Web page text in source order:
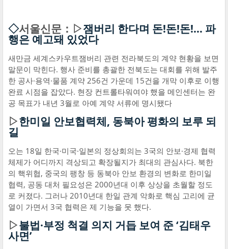
◇서울신문：▷잼버리 한다며 돈!돈!돈!… 파
행은 예고돼 있었다
새만금 세계스카우트잼버리 관련 전라북도의 계약 현황을 보면
말문이 막힌다. 행사 준비를 총괄한 전북도는 대회를 위해 발주
한 공사·용역·물품 계약 256건 가운데 15건을 개막 이후로 이행
완료 시점을 잡았다. 현장 컨트롤타워여야 했을 메인센터는 완
공 목표가 내년 3월로 아예 계약 서류에 명시됐다
▷한미일 안보협력체, 동북아 평화의 보루 되
길
오는 18일 한국·미국·일본의 정상회의는 3국의 안보·경제 협력
체제가 어디까지 격상되고 확장될지가 최대의 관심사다. 북한
의 핵위협, 중국의 팽창 등 동북아 안보 환경의 변화로 한미일
협력, 공동 대처 필요성은 2000년대 이후 상상을 초월할 정도
로 커졌다. 그러나 2010년대 한일 관계 악화로 핵심 고리에 균
열이 가면서 3국 협력은 제 기능을 못 했다.
▷불법·부정 척결 의지 거듭 보여 준 ‘김태우
사면’